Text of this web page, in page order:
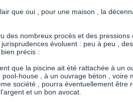
que oui , pour une maison , la
des nombreux procès et des
évoluent : peu à peu ,
précis :
que la piscine ait été rattachée à un
pool-house , à un ouvrage béton ,
société , pourra éventuellement
et un bon avocat.